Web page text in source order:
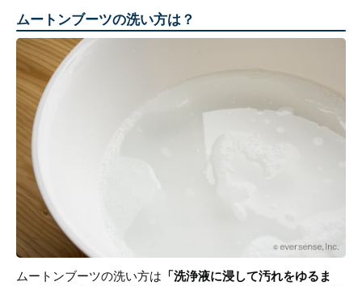
ムートンブーツの洗い方は？
ムートンブーツの洗い方は 「洗浄液に浸して汚れをゆるま